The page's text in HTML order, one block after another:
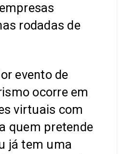
rodadas de
evento de
ocorre em
virtuais com
quem pretende
já tem uma